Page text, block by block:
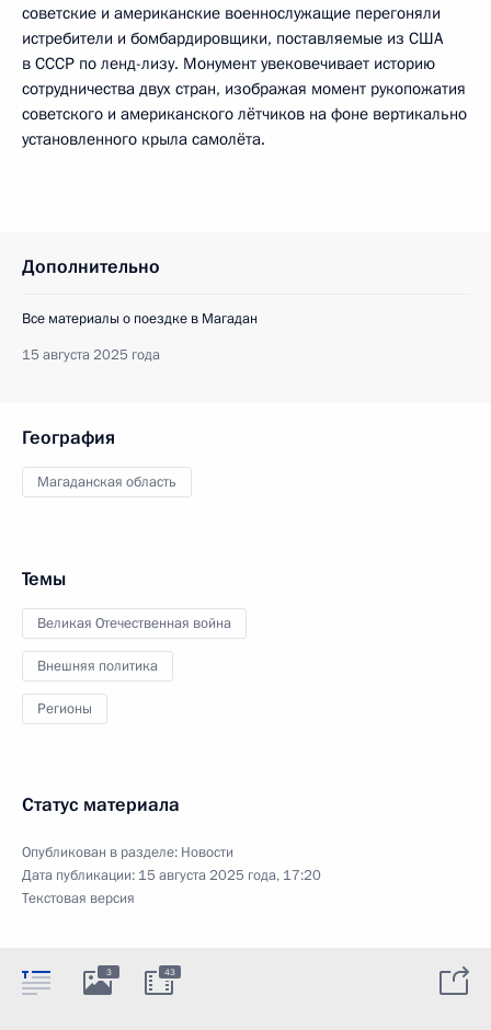
советские и американские военнослужащие перегоняли
истребители и бомбардировщики, поставляемые из США
в СССР по ленд-лизу. Монумент увековечивает историю
сотрудничества двух стран, изображая момент рукопожатия
советского и американского лётчиков на фоне вертикально
установленного крыла самолёта.
Дополнительно
Все материалы о поездке в Магадан
15 августа 2025 года
География
Магаданская область
Темы
Великая Отечественная война
Внешняя политика
Регионы
Статус материала
Опубликован в разделе: Новости
Дата публикации: 15 августа 2025 года, 17:20
Текстовая версия
3 43